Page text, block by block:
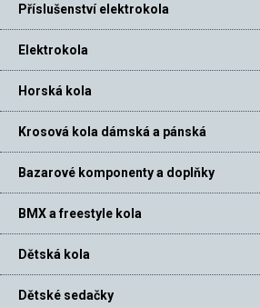
Příslušenství elektrokola
Elektrokola
Horská kola
Krosová kola dámská a pánská
Bazarové komponenty a doplňky
BMX a freestyle kola
Dětská kola
Dětské sedačky